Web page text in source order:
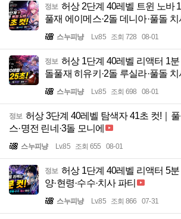
정보 허상 2단계 40레벨 트윈 노바
풀재 에이메스·2돌 데니아·풀돌 치
스누피냥 Lv.85 조회 728 08-01
정보 허상 1단계 40레벨 리액터 1
돌풀재 히유키·2돌 루실라·풀돌 치
스누피냥 Lv.85 조회 698 08-01
정보 허상 3단계 40레벨 탐색자 41초 컷!｜
스·명전 린네·3돌 모니에
스누피냥 Lv.85 조회 655 08-01
정보 허상 1단계 40레벨 리액터 5
양·현령·수수·치사 파티
스누피냥 Lv.85 조회 866 07-31